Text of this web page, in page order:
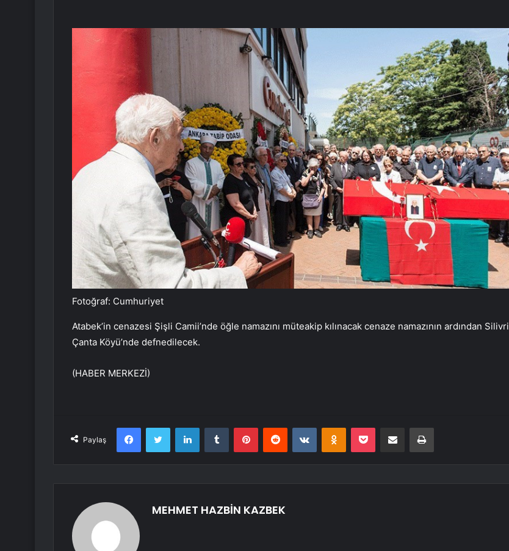
Fotoğraf: Cumhuriyet
Atabek’in cenazesi Şişli Camii’nde öğle namazını müteakip kılınacak cenaze namazının ardından Silivri
Çanta Köyü’nde defnedilecek.
(HABER MERKEZİ)
Paylaş
FacebookTwitter LinkedInTumblr PinterestReddit VKontakteOdnoklassniki
Pocket E-Posta ile paylaş Yazdır
MEHMET HAZBİN KAZBEK